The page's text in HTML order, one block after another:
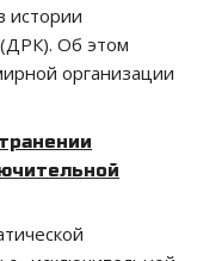
истории
(ДРК). Об этом
организации